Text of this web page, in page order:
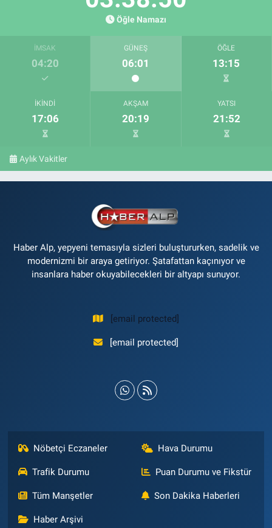
Öğle Namazı
İMSAK
04:20
GÜNEŞ
06:01
ÖĞLE
13:15
İKINDI
17:06
AKŞAM
20:19
YATSI
21:52
Aylık Vakitler
Haber Alp, yepyeni temasıyla sizleri buluştururken, sadelik ve
modernizmi bir araya getiriyor. Şatafattan kaçınıyor ve
insanlara haber okuyabilecekleri bir altyapı sunuyor.
[email protected]
[email protected]
Nöbetçi Eczaneler Hava Durumu
Trafik Durumu Puan Durumu ve Fikstür
Tüm Manşetler Son Dakika Haberleri
Haber Arşivi